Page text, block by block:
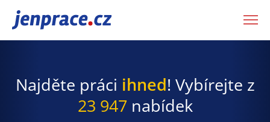
JenPráce.cz
Najděte práci ihned! Vybírejte z
23 947 nabídek